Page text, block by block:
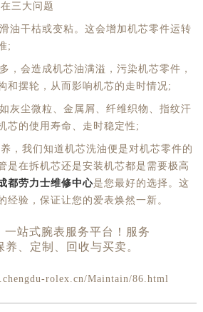
三大问题
干枯或变粘。这会增加机芯零件运转
;
会造成机芯油满溢，污染机芯零件，
和摆轮，从而影响机芯的走时情况;
尘微粒、金属屑、纤维织物、指纹汗
芯的使用寿命、走时稳定性;
我们知道机芯洗油便是对机芯零件的
是在拆机芯还是安装机芯都是需要极高
都劳力士维修中心是您最好的选择。这
经验，保证让您的爱表焕然一新。
rolex.cn/Maintain/86.html